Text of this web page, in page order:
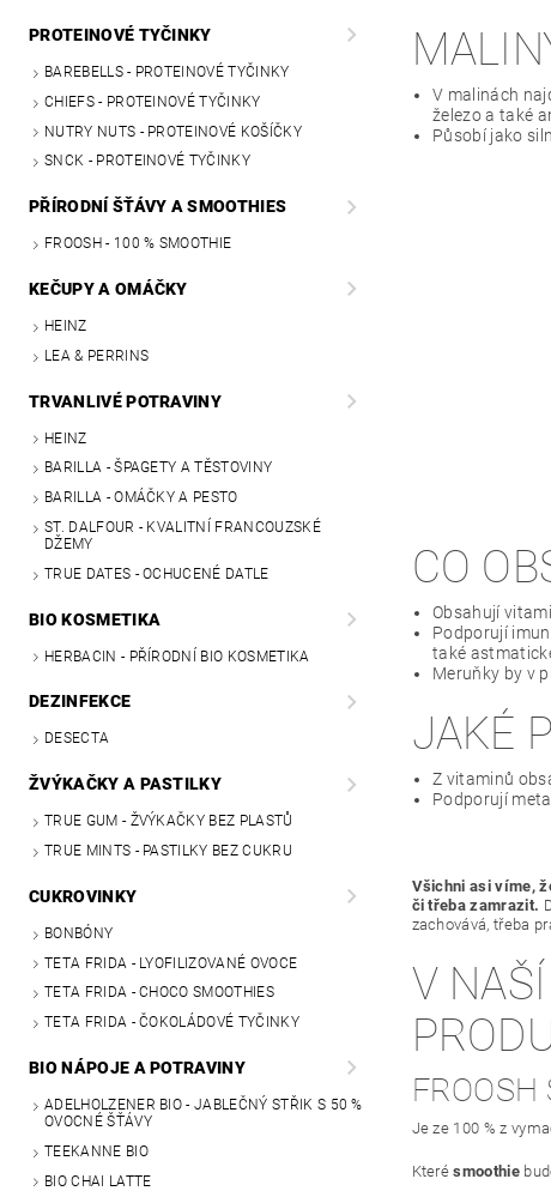
PROTEINOVÉ TYČINKY
BAREBELLS - PROTEINOVÉ TYČINKY
CHIEFS - PROTEINOVÉ TYČINKY
NUTRY NUTS - PROTEINOVÉ KOŠÍČKY
SNCK - PROTEINOVÉ TYČINKY
PŘÍRODNÍ ŠŤÁVY A SMOOTHIES
FROOSH - 100 % SMOOTHIE
KEČUPY A OMÁČKY
HEINZ
LEA & PERRINS
TRVANLIVÉ POTRAVINY
HEINZ
BARILLA - ŠPAGETY A TĚSTOVINY
BARILLA - OMÁČKY A PESTO
ST. DALFOUR - KVALITNÍ FRANCOUZSKÉ
DŽEMY
TRUE DATES - OCHUCENÉ DATLE
BIO KOSMETIKA
HERBACIN - PŘÍRODNÍ BIO KOSMETIKA
DEZINFEKCE
DESECTA
ŽVÝKAČKY A PASTILKY
TRUE GUM - ŽVÝKAČKY BEZ PLASTŮ
TRUE MINTS - PASTILKY BEZ CUKRU
CUKROVINKY
BONBÓNY
TETA FRIDA - LYOFILIZOVANÉ OVOCE
TETA FRIDA - CHOCO SMOOTHIES
TETA FRIDA - ČOKOLÁDOVÉ TYČINKY
BIO NÁPOJE A POTRAVINY
ADELHOLZENER BIO - JABLEČNÝ STŘIK S 50 %
OVOCNÉ ŠŤÁVY
TEEKANNE BIO
BIO CHAI LATTE
V malinách
železo a také
Působí jako
CO
Obsahují
Podporují
také
Meruňky by v
JAKÉ
Z vitaminů
Podporují
Všichni asi víme,
či třeba zamrazit.
zachovává, třeba
V
FROOSH
Je ze 100 % z
Kterésmoothie